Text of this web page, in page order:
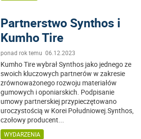
Partnerstwo Synthos i
Kumho Tire
ponad rok temu 06.12.2023
Kumho Tire wybrał Synthos jako jednego ze
swoich kluczowych partnerów w zakresie
zrównoważonego rozwoju materiałów
gumowych i oponiarskich. Podpisanie
umowy partnerskiej przypieczętowano
uroczystością w Korei Południowej.Synthos,
czołowy producent...
WYDARZENIA